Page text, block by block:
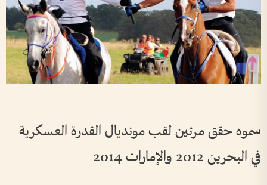
سموه حقق مرتين لقب مونديال القدرة العسكرية
في البحرين 2012 والإمارات 2014